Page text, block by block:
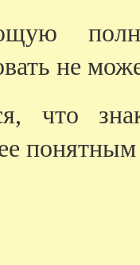
не
что